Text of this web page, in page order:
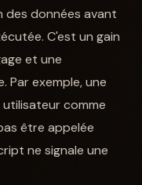
des données avant
C'est un gain
et une
Par exemple, une
comme
être appelée
ne signale une